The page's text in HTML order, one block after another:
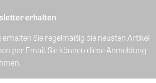
erhalten
Sie regelmäßig die neusten Artikel
per Email. Sie können diese Anmeldung